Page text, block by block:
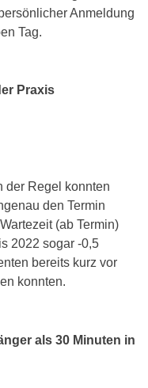
Anmeldung
Tag.
Praxis
der Regel konnten
den Termin
(ab Termin)
2022 sogar -0,5
bereits kurz vor
konnten.
als 30 Minuten in